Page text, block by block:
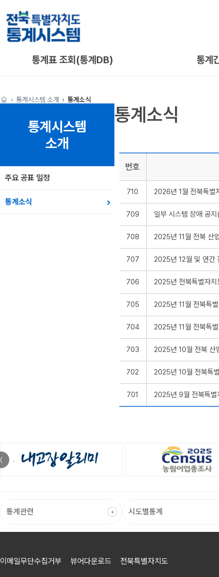
통계표 조회(통계DB) 통계
통계시스템 소개 통계소식
통계시스템
소개
주요 공표 일정
통계소식
통계소식
번호
710 2026년 1월 전북특별
709 일부 시스템 장애 공
708 2025년 11월 전북 산
707 2025년 12월 및 연간
706 2025년 전북특별자
705 2025년 11월 전북특
704 2025년 11월 전북특
703 2025년 10월 전북 산
702 2025년 10월 전북특
701 2025년 9월 전북특별
〈
이메일무단수집거부 뷰어다운로드 전북특별자치도